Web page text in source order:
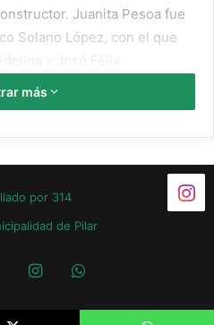
Juanita Pesoa fue
Solano López, con el que
y José Félix.
Ríos, ahora pertenece a
más
por 314
de Pilar